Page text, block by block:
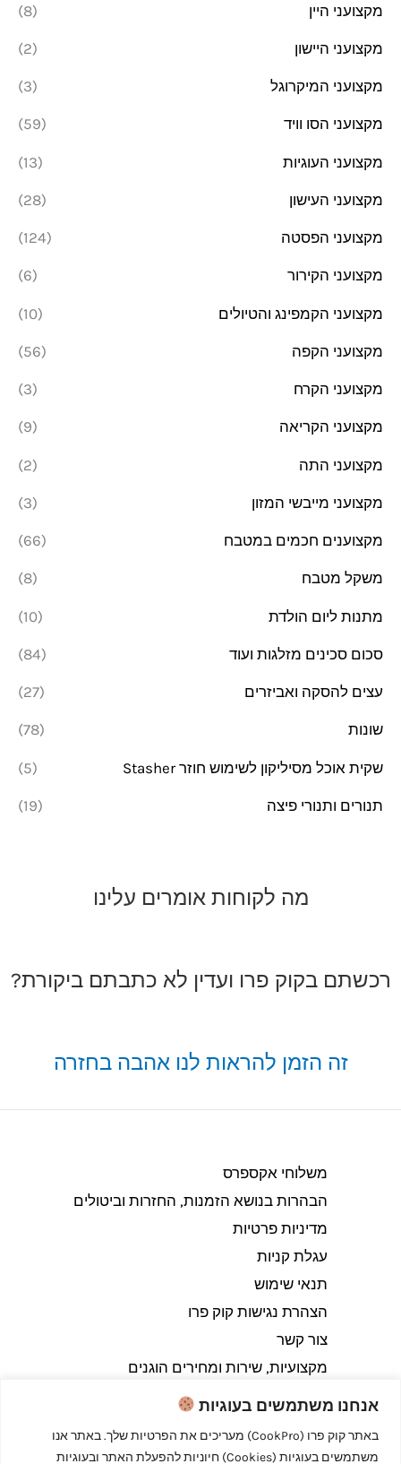
אנחנו משתמשים בעוגיות
באתר קוק פרו (CookPro) מעריכים את הפרטיות שלך. באתר אנו
משתמשים בעוגיות (Cookies) חיוניות להפעלת האתר ובעוגיות
מקצועני היין (8)
מקצועני היישון (2)
מקצועני המיקרוגל (3)
מקצועני הסו וויד (59)
מקצועני העוגיות (13)
מקצועני העישון (28)
מקצועני הפסטה (124)
מקצועני הקירור (6)
מקצועני הקמפינג והטיולים (10)
מקצועני הקפה (56)
מקצועני הקרח (3)
מקצועני הקריאה (9)
מקצועני התה (2)
מקצועני מייבשי המזון (3)
מקצוענים חכמים במטבח (66)
משקל מטבח (8)
מתנות ליום הולדת (10)
סכום סכינים מזלגות ועוד (84)
עצים להסקה ואביזרים (27)
שונות (78)
שקית אוכל מסיליקון לשימוש חוזר Stasher (5)
תנורים ותנורי פיצה (19)
מה לקוחות אומרים עלינו
רכשתם בקוק פרו ועדין לא כתבתם ביקורת?
זה הזמן להראות לנו אהבה בחזרה
משלוחי אקספרס
הבהרות בנושא הזמנות, החזרות וביטולים​
מדיניות פרטיות
עגלת קניות
תנאי שימוש
הצהרת נגישות קוק פרו
צור קשר
מקצועיות, שירות ומחירים הוגנים